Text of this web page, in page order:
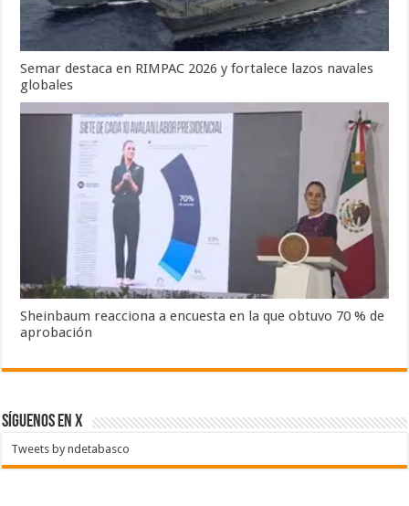
Semar destaca en RIMPAC 2026 y fortalece lazos navales
globales
Sheinbaum reacciona a encuesta en la que obtuvo 70 % de
aprobación
SÍGUENOS EN X
Tweets by ndetabasco